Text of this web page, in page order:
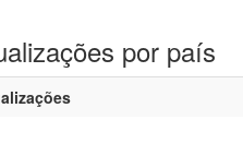
por país